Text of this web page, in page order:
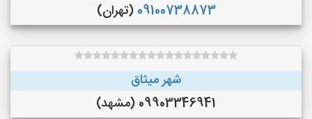
09100738873 (تهران)
شهر میثاق
09903346941 (مشهد)